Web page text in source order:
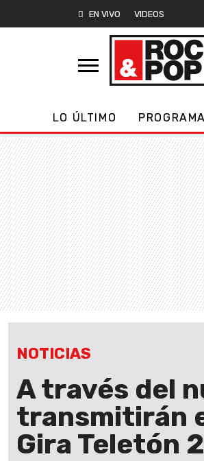
EN VIVO VIDEOS
LO ÚLTIMO
NOTICIAS
A través del
transmitirán
Gira Teletón